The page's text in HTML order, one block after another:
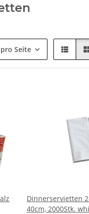
Seite
Dinnerservietten
40cm, 2000Stk.